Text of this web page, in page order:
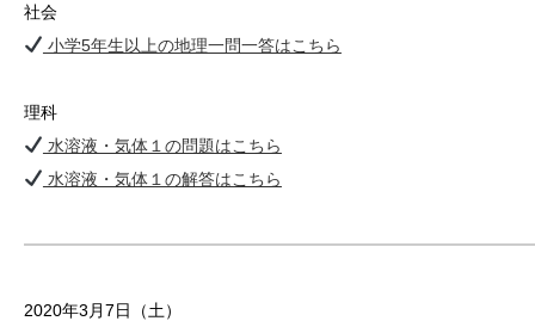
社会
小学5年生以上の地理一問一答はこちら
理科
水溶液・気体１の問題はこちら
水溶液・気体１の解答はこちら
2020年3月7日（土）